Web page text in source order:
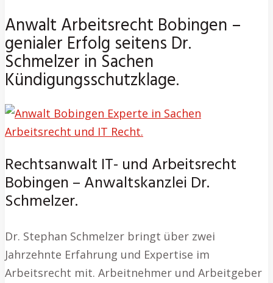
Anwalt Arbeitsrecht Bobingen –
genialer Erfolg seitens Dr.
Schmelzer in Sachen
Kündigungsschutzklage.
Rechtsanwalt IT- und Arbeitsrecht
Bobingen – Anwaltskanzlei Dr.
Schmelzer.
Dr. Stephan Schmelzer bringt über zwei
Jahrzehnte Erfahrung und Expertise im
Arbeitsrecht mit. Arbeitnehmer und Arbeitgeber